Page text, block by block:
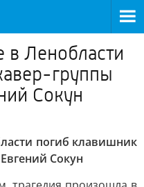
в Ленобласти
группы
Сокун
погиб клавишник
Сокун